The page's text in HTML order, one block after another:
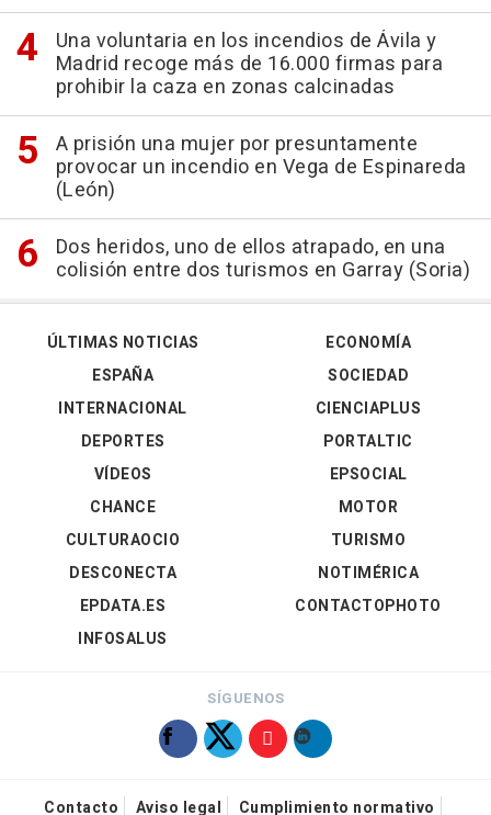
Una voluntaria en los incendios de Ávila y
Madrid recoge más de 16.000 firmas para
prohibir la caza en zonas calcinadas
A prisión una mujer por presuntamente
provocar un incendio en Vega de Espinareda
(León)
Dos heridos, uno de ellos atrapado, en una
colisión entre dos turismos en Garray (Soria)
ÚLTIMAS NOTICIAS
ESPAÑA
INTERNACIONAL
DEPORTES
VÍDEOS
ECONOMÍA
SOCIEDAD
CIENCIAPLUS
PORTALTIC
EPSOCIAL
CHANCE
CULTURAOCIO
DESCONECTA
EPDATA.ES
INFOSALUS
MOTOR
TURISMO
NOTIMÉRICA
CONTACTOPHOTO
SÍGUENOS
Contacto Aviso legal Cumplimiento normativo